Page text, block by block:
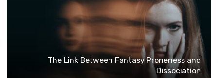
The Link Between Fantasy Proneness and
Dissociation